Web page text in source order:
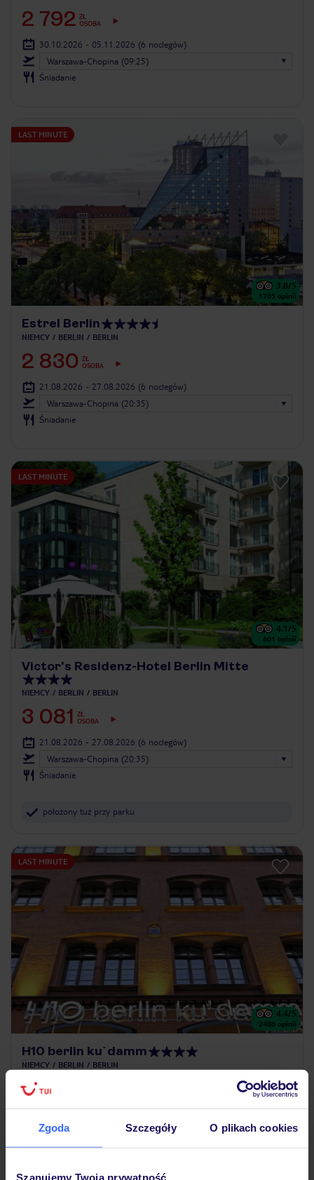
Zgoda Szczegóły O plikach cookies
Szanujemy Twoją prywatność
2 792 ZŁ
OSOBA
30.10.2026 - 05.11.2026 (6 noclegów)
Warszawa-Chopina (09:25)
Śniadanie
LAST MINUTE
3.8/5
1705 opinii
Estrel Berlin
NIEMCY BERLIN BERLIN
2 830 ZŁ
OSOBA
21.08.2026 - 27.08.2026 (6 noclegów)
Warszawa-Chopina (20:35)
Śniadanie
LAST MINUTE
4.1/5
601 opinii
Victor's Residenz-Hotel Berlin Mitte
NIEMCY BERLIN BERLIN
3 081
ZŁ
OSOBA
21.08.2026 - 27.08.2026 (6 noclegów)
Warszawa-Chopina (20:35)
Śniadanie
położony tuż przy parku
LAST MINUTE
4.4/5
2486 opinii
H10 berlin ku`damm
NIEMCY BERLIN BERLIN
3 273
Warszawa-Chopina (09:20)
Śniadanie